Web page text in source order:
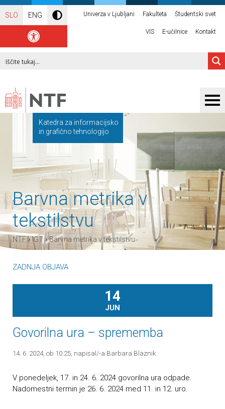
SLO ENG Univerza v Ljubljani Fakulteta Študentski svet
VIS E-učilnice Kontakt
Katedra za informacijsko
in grafično tehnologijo
Barvna metrika v
tekstilstvu
NTF›IGT›Barvna metrika v tekstilstvu
ZADNJA OBJAVA
14
JUN
Govorilna ura – sprememba
14. 6. 2024, ob 10.25 , napisal/-a Barbara Blaznik
V ponedeljek, 17. in 24. 6. 2024 govorilna ura odpade.
Nadomestni termin je 26. 6. 2024 med 11. in 12. uro.